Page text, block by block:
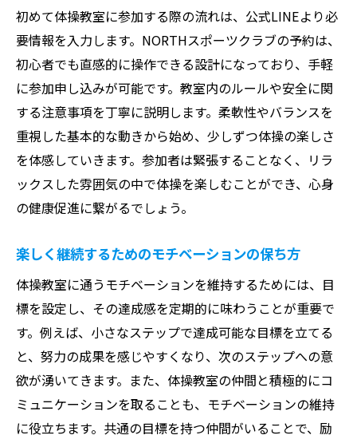
初めて体操教室に参加する際の流れは、公式LINEより必
要情報を入力します。NORTHスポーツクラブの予約は、
初心者でも直感的に操作できる設計になっており、手軽
に参加申し込みが可能です。教室内のルールや安全に関
する注意事項を丁寧に説明します。柔軟性やバランスを
重視した基本的な動きから始め、少しずつ体操の楽しさ
を体感していきます。参加者は緊張することなく、リラ
ックスした雰囲気の中で体操を楽しむことができ、心身
の健康促進に繋がるでしょう。
楽しく継続するためのモチベーションの保ち方
体操教室に通うモチベーションを維持するためには、目
標を設定し、その達成感を定期的に味わうことが重要で
す。例えば、小さなステップで達成可能な目標を立てる
と、努力の成果を感じやすくなり、次のステップへの意
欲が湧いてきます。また、体操教室の仲間と積極的にコ
ミュニケーションを取ることも、モチベーションの維持
に役立ちます。共通の目標を持つ仲間がいることで、励